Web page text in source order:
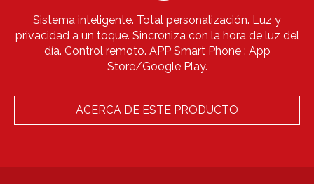
Sistema inteligente. Total personalización. Luz y
privacidad a un toque. Sincroniza con la hora de luz del
día. Control remoto. APP Smart Phone : App
Store/Google Play.
ACERCA DE ESTE PRODUCTO